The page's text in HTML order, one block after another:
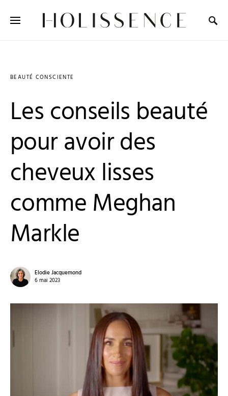
BEAUTÉ CONSCIENTE
Les conseils beauté
pour avoir des
cheveux lisses
comme Meghan
Markle
Elodie Jacquemond
6 mai 2023